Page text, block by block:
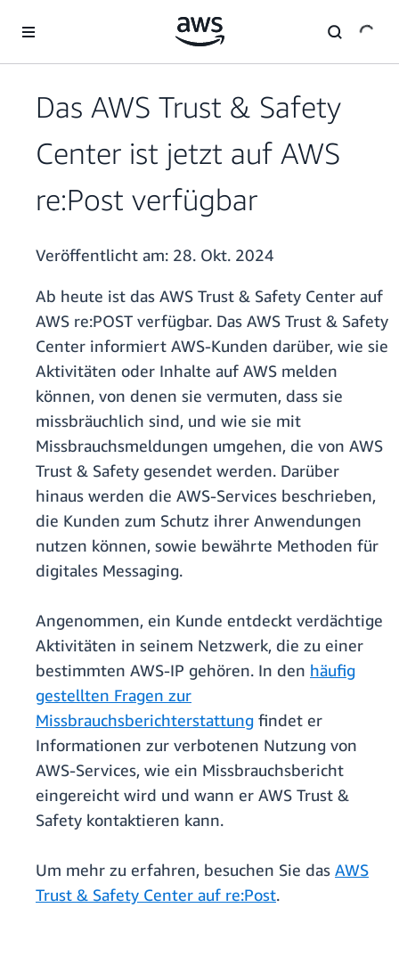
Überspringen zum Hauptinhalt
Das AWS Trust & Safety
Center ist jetzt auf AWS
re:Post verfügbar
Veröffentlicht am: 28. Okt. 2024
Ab heute ist das AWS Trust & Safety Center auf
AWS re:POST verfügbar. Das AWS Trust & Safety
Center informiert AWS-Kunden darüber, wie sie
Aktivitäten oder Inhalte auf AWS melden
können, von denen sie vermuten, dass sie
missbräuchlich sind, und wie sie mit
Missbrauchsmeldungen umgehen, die von AWS
Trust & Safety gesendet werden. Darüber
hinaus werden die AWS-Services beschrieben,
die Kunden zum Schutz ihrer Anwendungen
nutzen können, sowie bewährte Methoden für
digitales Messaging.
Angenommen, ein Kunde entdeckt verdächtige
Aktivitäten in seinem Netzwerk, die zu einer
bestimmten AWS-IP gehören. In den häufig
gestellten Fragen zur
Missbrauchsberichterstattung findet er
Informationen zur verbotenen Nutzung von
AWS-Services, wie ein Missbrauchsbericht
eingereicht wird und wann er AWS Trust &
Safety kontaktieren kann.
Um mehr zu erfahren, besuchen Sie das AWS
Trust & Safety Center auf re:Post.